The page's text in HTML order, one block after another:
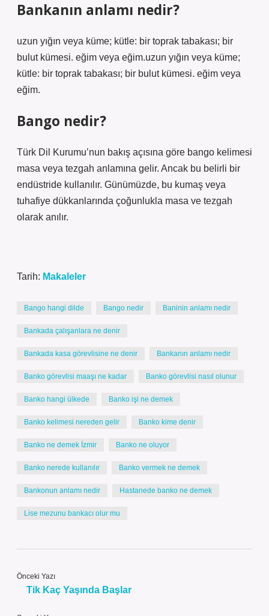
Bankanın anlamı nedir?
uzun yığın veya küme; kütle: bir toprak tabakası; bir
bulut kümesi. eğim veya eğim.uzun yığın veya küme;
kütle: bir toprak tabakası; bir bulut kümesi. eğim veya
eğim.
Bango nedir?
Türk Dil Kurumu’nun bakış açısına göre bango kelimesi
masa veya tezgah anlamına gelir. Ancak bu belirli bir
endüstride kullanılır. Günümüzde, bu kumaş veya
tuhafiye dükkanlarında çoğunlukla masa ve tezgah
olarak anılır.
Tarih: Makaleler
Bango hangi dilde Bango nedir Baninin anlamı nedir
Bankada çalışanlara ne denir
Bankada kasa görevlisine ne denir Bankanın anlamı nedir
Banko görevlisi maaşı ne kadar Banko görevlisi nasıl olunur
Banko hangi ülkede Banko işi ne demek
Banko kelimesi nereden gelir Banko kime denir
Banko ne demek İzmir Banko ne oluyor
Banko nerede kullanılır Banko vermek ne demek
Bankonun anlamı nedir Hastanede banko ne demek
Lise mezunu bankacı olur mu
Önceki Yazı
Tik Kaç Yaşında Başlar